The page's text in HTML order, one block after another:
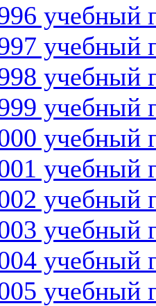
учебный
учебный
учебный
учебный
учебный
учебный
учебный
учебный
учебный
учебный